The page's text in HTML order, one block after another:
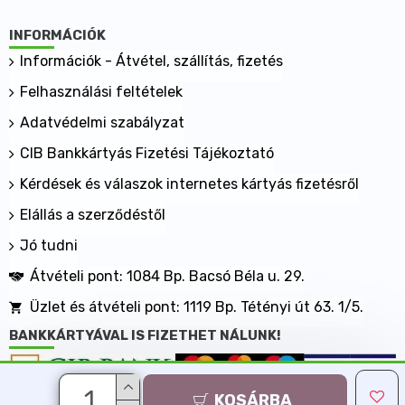
KOSÁRBA
változatlan formában ürül.
A cukoralkoholok közül az eritritolnak van a
candida diétások is fogyaszthatják.
Sztívia (Stevia, Jázminpakóca)
A sztívia, magyar nevén jázminpakóca, adja a termék
négyszeres édesítőerejét az eritritolhoz. A Dél-
Amerikában őshonos jázminpakóca leveleiből készült
kivonat kb. 300-szor édesebb a répacukornál,
lúgálló. Mindezek mellett a sztívia kivonat az erős
gombaölő hatásának köszönhetően candida diétában
is kiválóan alkalmazható.
Tudnivalók
Eritrit, stevia és szukralóz tartalmú cukorhelyettesítő.
​Tápérték 100 g termékben:
Energia: 0 Kcal / 0 KJ
INFORMÁCIÓK
Információk - Átvétel, szállítás, fizetés
Felhasználási feltételek
Adatvédelmi szabályzat
CIB Bankkártyás Fizetési Tájékoztató
Kérdések és válaszok internetes kártyás fizetésről
Elállás a szerződéstől
Jó tudni
Átvételi pont: 1084 Bp. Bacsó Béla u. 29.
Üzlet és átvételi pont: 1119 Bp. Tétényi út 63. 1/5.
BANKKÁRTYÁVAL IS FIZETHET NÁLUNK!
Minden jog fenntartva, MaxShopping Kft. 2013-2026